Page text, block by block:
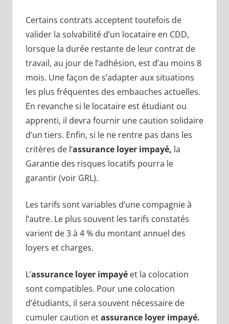
Certains contrats acceptent toutefois de
valider la solvabilité d’un locataire en CDD,
lorsque la durée restante de leur contrat de
travail, au jour de l’adhésion, est d’au moins 8
mois. Une façon de s’adapter aux situations
les plus fréquentes des embauches actuelles.
En revanche si le locataire est étudiant ou
apprenti, il devra fournir une caution solidaire
d’un tiers. Enfin, si le ne rentre pas dans les
critères de l’assurance loyer impayé, la
Garantie des risques locatifs pourra le
garantir (voir GRL).
Les tarifs sont variables d’une compagnie à
l’autre. Le plus souvent les tarifs constatés
varient de 3 à 4 % du montant annuel des
loyers et charges.
L’assurance loyer impayéet la colocation
sont compatibles. Pour une colocation
d’étudiants, il sera souvent nécessaire de
cumuler caution etassurance loyer impayé.